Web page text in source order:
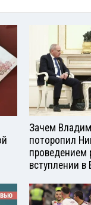
Зачем
поторопил
проведением
вступлении в